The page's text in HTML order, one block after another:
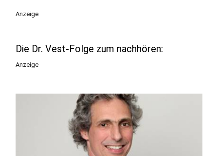
Anzeige
Die Dr. Vest-Folge zum nachhören:
Anzeige